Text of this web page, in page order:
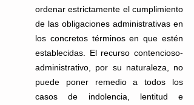
ordenar estrictamente el cumplimiento
de las obligaciones administrativas en
los concretos términos en que estén
establecidas. El recurso contencioso-
administrativo, por su naturaleza, no
puede poner remedio a todos los
casos de indolencia, lentitud e